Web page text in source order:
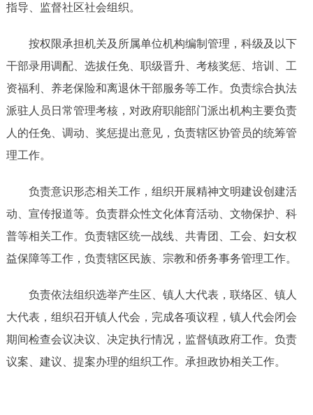
指导、监督社区社会组织。
按权限承担机关及所属单位机构编制管理，科级及以下
干部录用调配、选拔任免、职级晋升、考核奖惩、培训、工
资福利、养老保险和离退休干部服务等工作。负责综合执法
派驻人员日常管理考核，对政府职能部门派出机构主要负责
人的任免、调动、奖惩提出意见，负责辖区协管员的统筹管
理工作。
负责意识形态相关工作，组织开展精神文明建设创建活
动、宣传报道等。负责群众性文化体育活动、文物保护、科
普等相关工作。负责辖区统一战线、共青团、工会、妇女权
益保障等工作，负责辖区民族、宗教和侨务事务管理工作。
负责依法组织选举产生区、镇人大代表，联络区、镇人
大代表，组织召开镇人代会，完成各项议程，镇人代会闭会
期间检查会议决议、决定执行情况，监督镇政府工作。负责
议案、建议、提案办理的组织工作。承担政协相关工作。